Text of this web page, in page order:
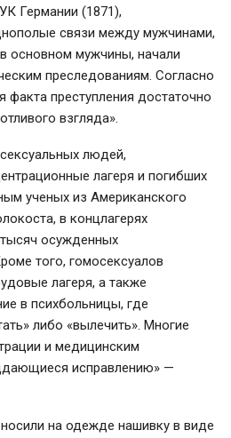
Германии (1871),
связи между мужчинами,
основном мужчины, начали
преследованиям. Согласно
факта преступления достаточно
взгляда».
людей,
лагеря и погибших
ученых из Американского
в концлагерях
осужденных
того, гомосексуалов
лагеря, а также
в психбольницы, где
либо «вылечить». Многие
и медицинским
исправлению» —
на одежде нашивку в виде